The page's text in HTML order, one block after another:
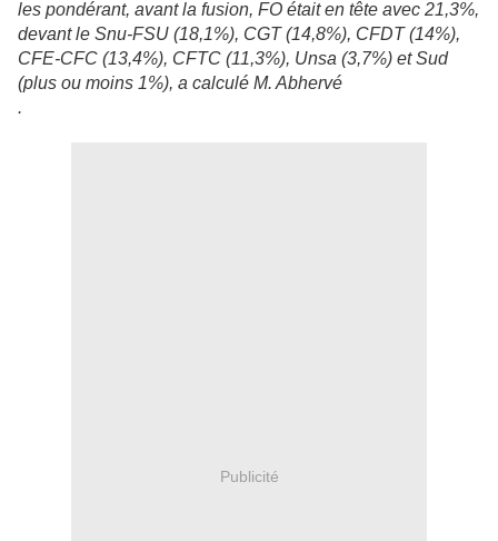
les pondérant, avant la fusion, FO était en tête avec 21,3%,
devant le Snu-FSU (18,1%), CGT (14,8%), CFDT (14%),
CFE-CFC (13,4%), CFTC (11,3%), Unsa (3,7%) et Sud
(plus ou moins 1%), a calculé M. Abhervé
.
Publicité